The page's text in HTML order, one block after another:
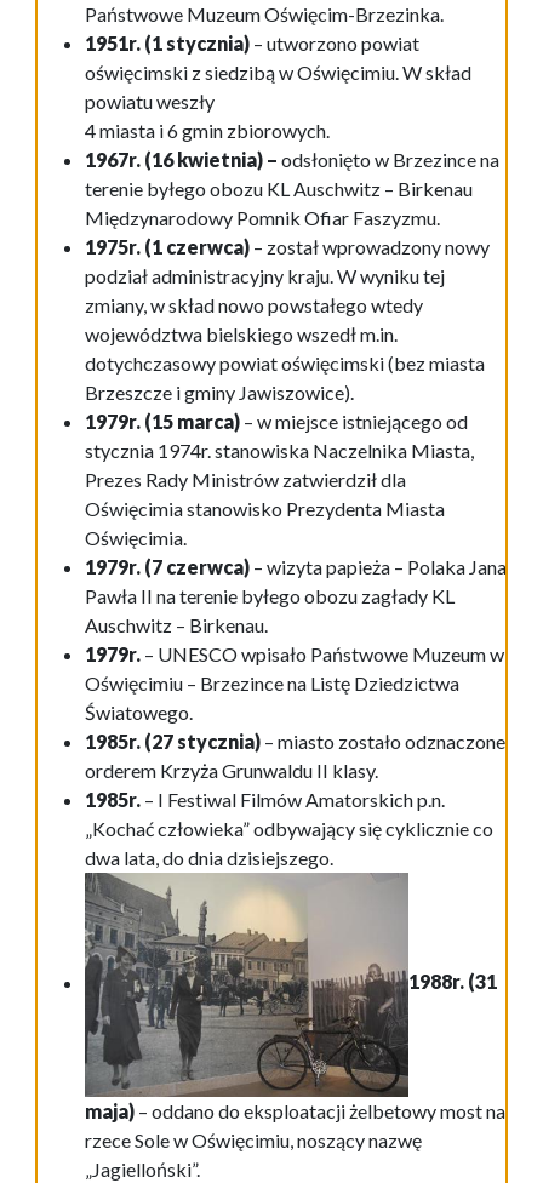
Państwowe Muzeum Oświęcim-Brzezinka.
1951r. (1 stycznia) – utworzono powiat
oświęcimski z siedzibą w Oświęcimiu. W skład
powiatu weszły
4 miasta i 6 gmin zbiorowych.
1967r. (16 kwietnia) – odsłonięto w Brzezince na
terenie byłego obozu KL Auschwitz – Birkenau
Międzynarodowy Pomnik Ofiar Faszyzmu.
1975r. (1 czerwca) – został wprowadzony nowy
podział administracyjny kraju. W wyniku tej
zmiany, w skład nowo powstałego wtedy
województwa bielskiego wszedł m.in.
dotychczasowy powiat oświęcimski (bez miasta
Brzeszcze i gminy Jawiszowice).
1979r. (15 marca) – w miejsce istniejącego od
stycznia 1974r. stanowiska Naczelnika Miasta,
Prezes Rady Ministrów zatwierdził dla
Oświęcimia stanowisko Prezydenta Miasta
Oświęcimia.
1979r. (7 czerwca) – wizyta papieża – Polaka Jana
Pawła II na terenie byłego obozu zagłady KL
Auschwitz – Birkenau.
1979r. – UNESCO wpisało Państwowe Muzeum w
Oświęcimiu – Brzezince na Listę Dziedzictwa
Światowego.
1985r. (27 stycznia) – miasto zostało odznaczone
orderem Krzyża Grunwaldu II klasy.
1985r. – I Festiwal Filmów Amatorskich p.n.
„Kochać człowieka” odbywający się cyklicznie co
dwa lata, do dnia dzisiejszego.
1988r. (31
maja) – oddano do eksploatacji żelbetowy most na
rzece Sole w Oświęcimiu, noszący nazwę
„Jagielloński”.